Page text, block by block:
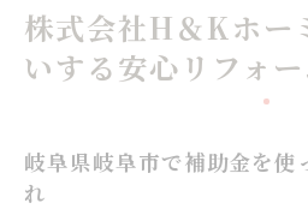
株式会社H＆Kホー
いする安心リフォー
岐阜県岐阜市で補助金を使
れ